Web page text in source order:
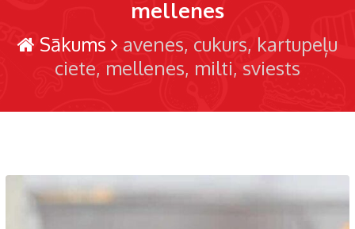
mellenes
Sākums avenes cukurs kartupeļu
ciete mellenes milti sviests